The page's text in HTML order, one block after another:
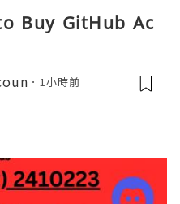
Buy GitHub Ac
1小時前